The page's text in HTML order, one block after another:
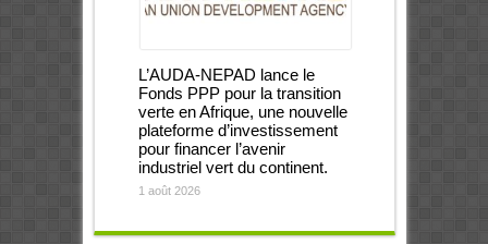
L’AUDA-NEPAD lance le
Fonds PPP pour la transition
verte en Afrique, une nouvelle
plateforme d’investissement
pour financer l’avenir
industriel vert du continent.
1 août 2026